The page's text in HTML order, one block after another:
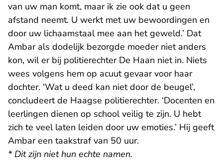
van uw man komt, maar ik zie ook dat u geen
afstand neemt. U werkt met uw bewoordingen en
door uw lichaamstaal mee aan het geweld.’ Dat
Ambar als dodelijk bezorgde moeder niet anders
kon, wil er bij politierechter De Haan niet in. Niets
wees volgens hem op acuut gevaar voor haar
dochter. ‘Wat u deed kan niet door de beugel’,
concludeert de Haagse politierechter. ‘Docenten en
leerlingen dienen op school veilig te zijn. U hebt
zich te veel laten leiden door uw emoties.’ Hij geeft
Ambar een taakstraf van 50 uur.
* Dit zijn niet hun echte namen.